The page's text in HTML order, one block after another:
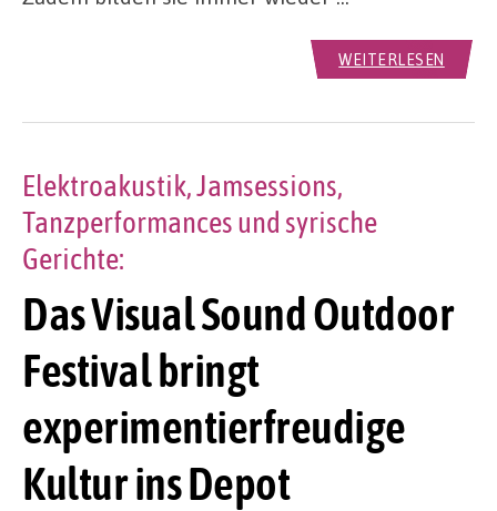
WEITERLESEN
Das Visual Sound Outdoor
Festival bringt
experimentierfreudige
Kultur ins Depot
Elektroakustik, Jamsessions,
Tanzperformances und syrische
Gerichte: